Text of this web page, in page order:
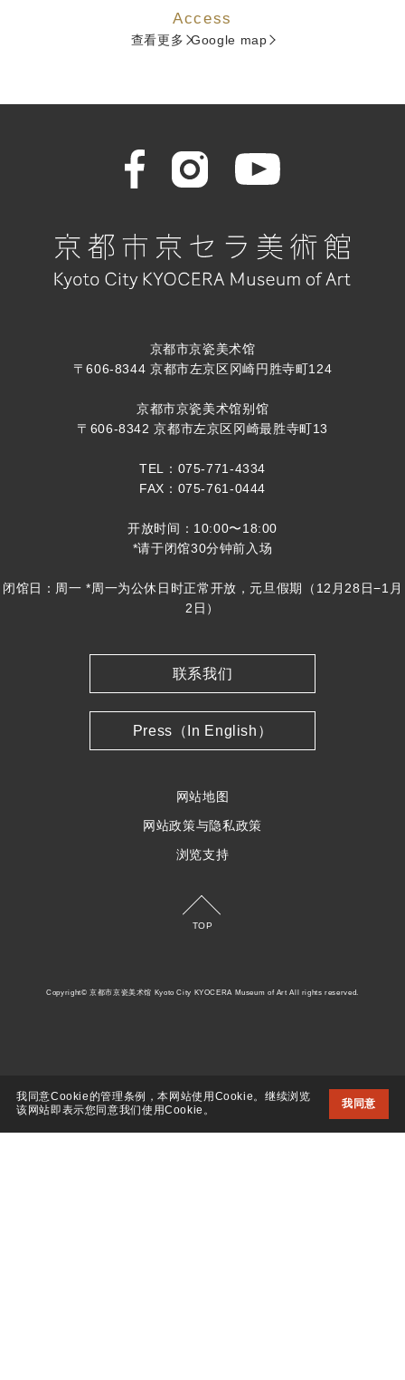
我同意Cookie的管理条例，本网站使用Cookie。继续浏览
该网站即表示您同意我们使用Cookie。
我同意
Access
查看更多 Google map
京都市京瓷美术馆
〒606-8344 京都市左京区冈崎円胜寺町124
京都市京瓷美术馆别馆
〒606-8342 京都市左京区冈崎最胜寺町13
TEL：075-771-4334
FAX：075-761-0444
开放时间：10:00〜18:00
*请于闭馆30分钟前入场
闭馆日：周一 *周一为公休日时正常开放，元旦假期（12月28日−1月
2日）
联系我们
Press（In English）
网站地图
网站政策与隐私政策
浏览支持
TOP
Copyright© 京都市京瓷美术馆 Kyoto City KYOCERA Museum of Art All rights reserved.